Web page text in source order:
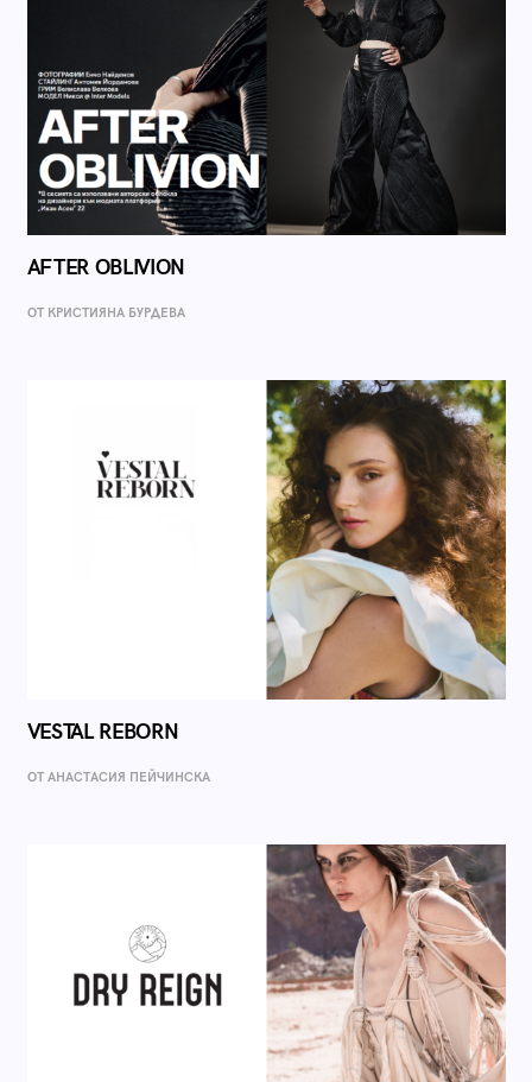
AFTER OBLIVION
ОТ КРИСТИЯНА БУРДЕВА
VESTAL REBORN
ОТ AНАСТАСИЯ ПЕЙЧИНСКА